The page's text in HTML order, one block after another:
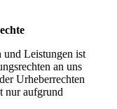
Leistungen ist
an uns
Urheberrechten
nur aufgrund